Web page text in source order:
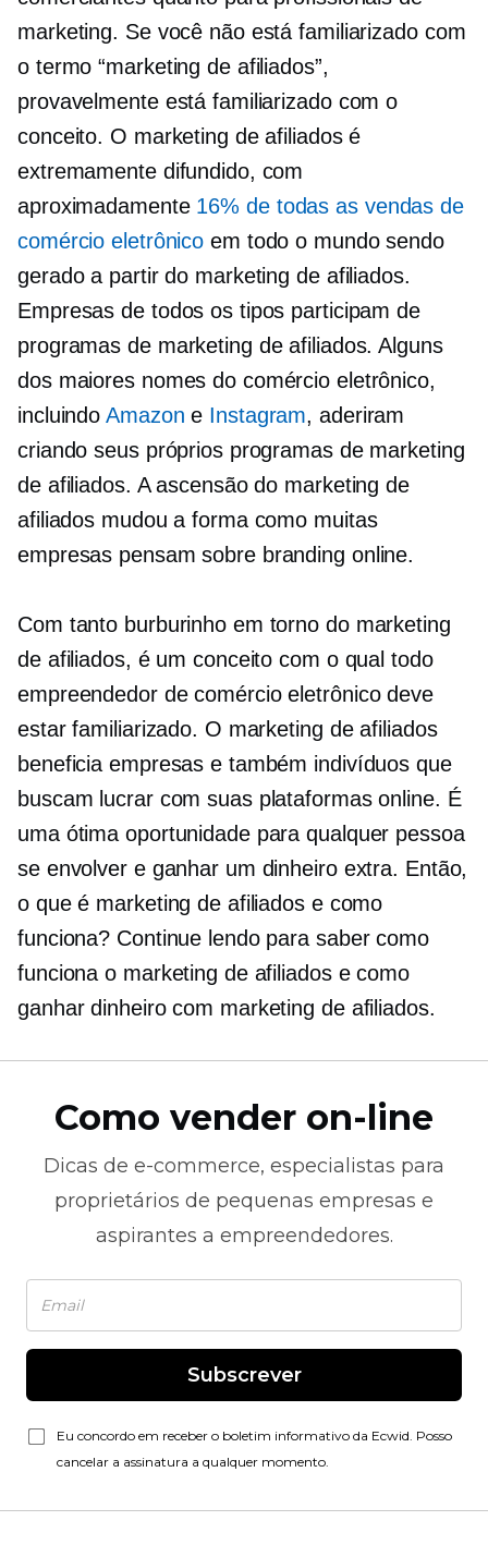
marketing. Se você não está familiarizado com
o termo “marketing de afiliados”,
provavelmente está familiarizado com o
conceito. O marketing de afiliados é
extremamente difundido, com
aproximadamente 16% de todas as vendas de
comércio eletrônico em todo o mundo sendo
gerado a partir do marketing de afiliados.
Empresas de todos os tipos participam de
programas de marketing de afiliados. Alguns
dos maiores nomes do comércio eletrônico,
incluindoAmazon e Instagram, aderiram
criando seus próprios programas de marketing
de afiliados. A ascensão do marketing de
afiliados mudou a forma como muitas
empresas pensam sobre branding online.
Com tanto burburinho em torno do marketing
de afiliados, é um conceito com o qual todo
empreendedor de comércio eletrônico deve
estar familiarizado. O marketing de afiliados
beneficia empresas e também indivíduos que
buscam lucrar com suas plataformas online. É
uma ótima oportunidade para qualquer pessoa
se envolver e ganhar um dinheiro extra. Então,
o que é marketing de afiliados e como
funciona? Continue lendo para saber como
funciona o marketing de afiliados e como
ganhar dinheiro com marketing de afiliados.
Como vender on-line
Dicas de e-commerce, especialistas para
proprietários de pequenas empresas e
aspirantes a empreendedores.
Subscrever
Eu concordo em receber o boletim informativo da Ecwid. Posso
cancelar a assinatura a qualquer momento.